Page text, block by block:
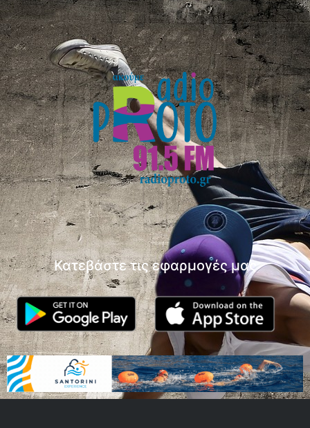
Κατεβάστε τις εφαρμογές μας